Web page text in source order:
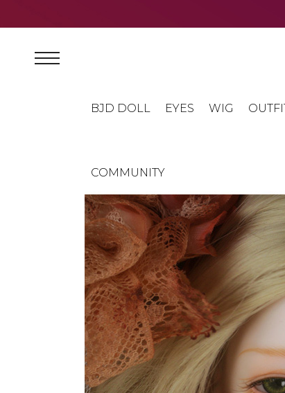
BJD DOLL EYES WIG
COMMUNITY